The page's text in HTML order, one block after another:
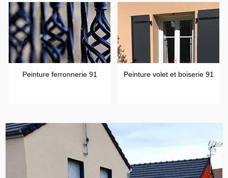
Peinture ferronnerie 91 Peinture volet et boiserie 91